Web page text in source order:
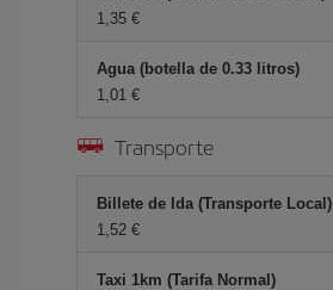
1,35 €
Agua (botella de 0.33 litros)
1,01 €
Transporte
Billete de Ida (Transporte Local)
1,52 €
Taxi 1km (Tarifa Normal)